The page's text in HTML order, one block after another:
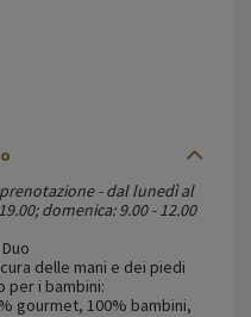
- dal lunedì al
domenica: 9.00 - 12.00
delle mani e dei piedi
per i bambini:
gourmet, 100% bambini,